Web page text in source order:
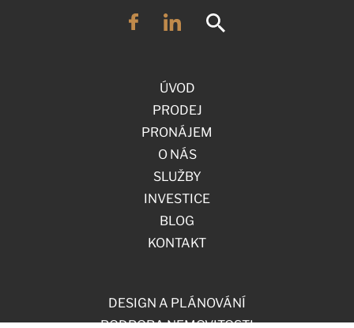
ÚVOD
PRODEJ
PRONÁJEM
O NÁS
SLUŽBY
INVESTICE
BLOG
KONTAKT
DESIGN A PLÁNOVÁNÍ